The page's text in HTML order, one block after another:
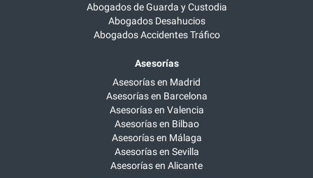
Abogados de Guarda y Custodia
Abogados Desahucios
Abogados Accidentes Tráfico
Asesorías
Asesorías en Madrid
Asesorías en Barcelona
Asesorías en Valencia
Asesorías en Bilbao
Asesorías en Málaga
Asesorías en Sevilla
Asesorías en Alicante